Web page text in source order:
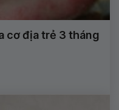
cơ địa trẻ 3 tháng